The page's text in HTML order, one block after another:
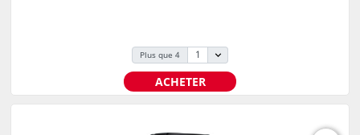
Plus que 4
ACHETER